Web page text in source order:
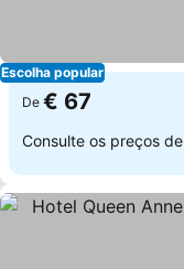
Escolha popular
De € 67
Consulte os preços de